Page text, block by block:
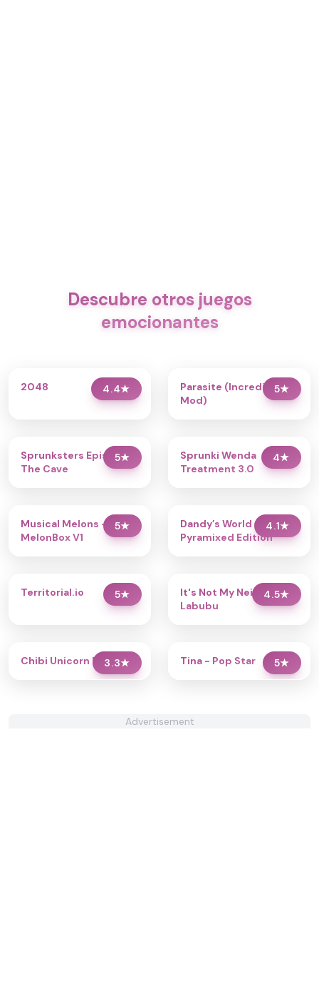
Descubre otros juegos
emocionantes
4.4★
2048 5★
Parasite (Incredibox
Mod)
5★
Sprunksters Episode 2:
The Cave
4★
Sprunki Wenda
Treatment 3.0
5★
Musical Melons –
MelonBox V1
4.1★
Dandy’s World
Pyramixed Edition
5★
Territorial.io 4.5★
It's Not My Neighbor:
Labubu
3.3★
Chibi Unicorn Dress Up 5★
Tina - Pop Star
Advertisement